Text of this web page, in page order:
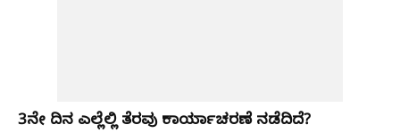
3ನೇ ದಿನ ಎಲ್ಲೆಲ್ಲಿ ತೆರವು ಕಾರ್ಯಾಚರಣೆ ನಡೆದಿದೆ?